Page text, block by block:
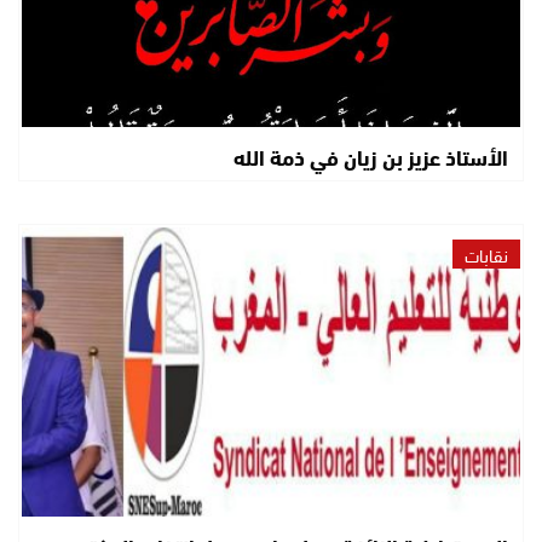
الأستاذ عزيز بن زيان في ذمة الله
نقابات